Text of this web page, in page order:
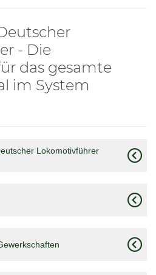
- Die
das gesamte
im System
Lokomotivführer